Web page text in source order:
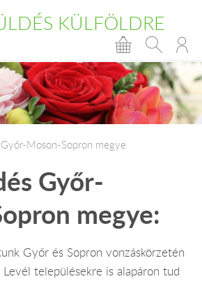
KÜLFÖLDRE
Moson-Sopron megye
Győr-
megye:
Győr és Sopron vonzáskörzetén
településekre is alapáron tud